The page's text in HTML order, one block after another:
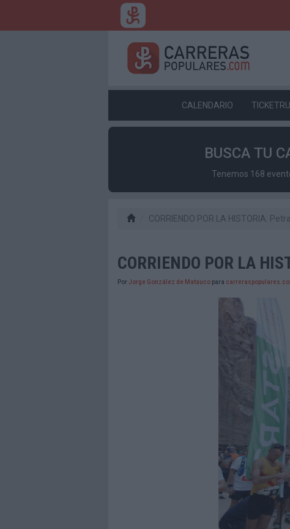
CALENDARIO
BUSCA TU
Tenemos 168
CORRIENDO POR LA HISTORIA:
CORRIENDO POR LA
PorJorge González de Matauco para